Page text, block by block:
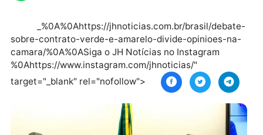
mai
s _%0A%0Ahttps://jhnoticias.com.br/brasil/
sobre-contrato-verde-e-amarelo-divide-opinioes-
camara/%0A%0ASiga o JH Notícias no Instagram
%0Ahttps://www.instagram.com/jhnoticias/"
target="_blank" rel="nofollow">